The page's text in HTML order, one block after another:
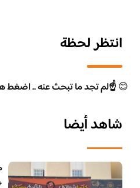
انتظر لحظة
😊☝️لم تجد ما تبحث عنه .. اضغط
شاهد أيضا